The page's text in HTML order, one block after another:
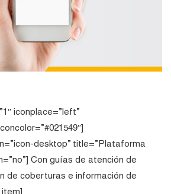
iconplace=”left”
desktop” title=”Plataforma
Con guías de atención de
de coberturas e información de